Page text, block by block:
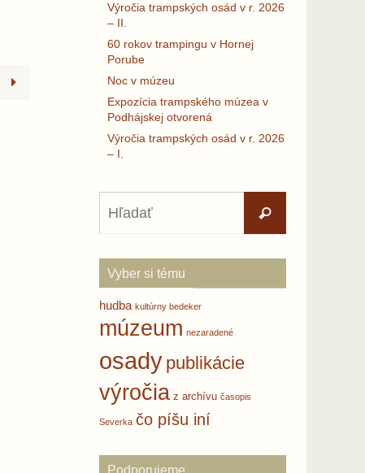
Výročia trampských osád v r. 2026
– II.
60 rokov trampingu v Hornej
Porube
Noc v múzeu
Expozícia trampského múzea v
Podhájskej otvorená
Výročia trampských osád v r. 2026
– I.
Hľadať
Vyber si tému
hudba kultúrny bedeker
múzeum nezaradené
osady publikácie
výročia z archívu časopis
Severka čo píšu iní